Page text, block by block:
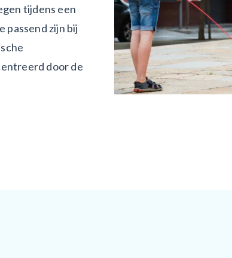
tijdens een
passend zijn bij
door de